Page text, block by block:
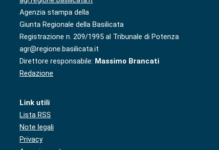
Agenzia stampa della
Giunta Regionale della Basilicata
Registrazione n. 209/1995 al Tribunale di Potenza
agr@regione.basilicata.it
Direttore responsabile: Massimo Brancati
Redazione
Link utili
Lista RSS
Note legali
Privacy